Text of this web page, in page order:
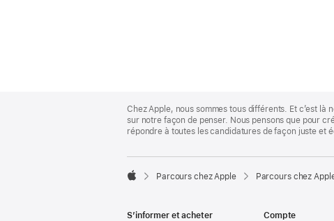
Footer
Chez Apple, nous sommes tous différents. Et c’est
sur notre façon de penser. Nous pensons que pour
répondre à toutes les candidatures de façon juste et

Parcours chez Apple Parcours chez
S’informer et acheter
Compte